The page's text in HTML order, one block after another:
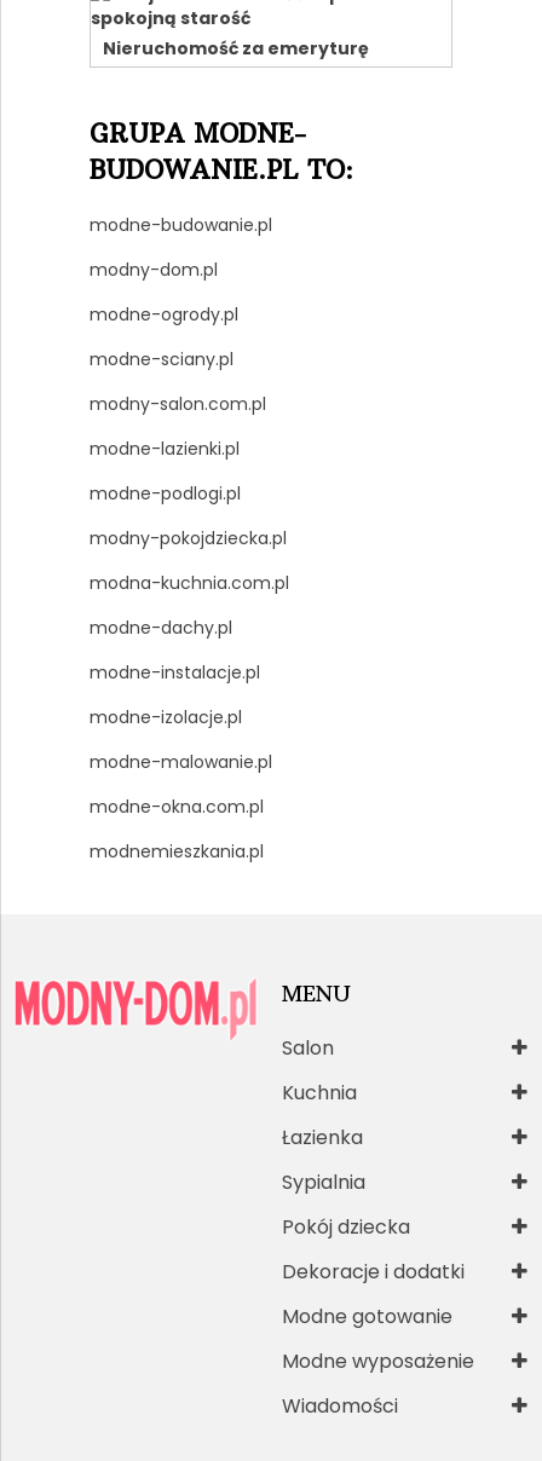
Nieruchomość za emeryturę
GRUPA MODNE-
BUDOWANIE.PL TO:
modne-budowanie.pl
modny-dom.pl
modne-ogrody.pl
modne-sciany.pl
modny-salon.com.pl
modne-lazienki.pl
modne-podlogi.pl
modny-pokojdziecka.pl
modna-kuchnia.com.pl
modne-dachy.pl
modne-instalacje.pl
modne-izolacje.pl
modne-malowanie.pl
modne-okna.com.pl
modnemieszkania.pl
MENU
Salon
Kuchnia
Łazienka
Sypialnia
Pokój dziecka
Dekoracje i dodatki
Modne gotowanie
Modne wyposażenie
Wiadomości